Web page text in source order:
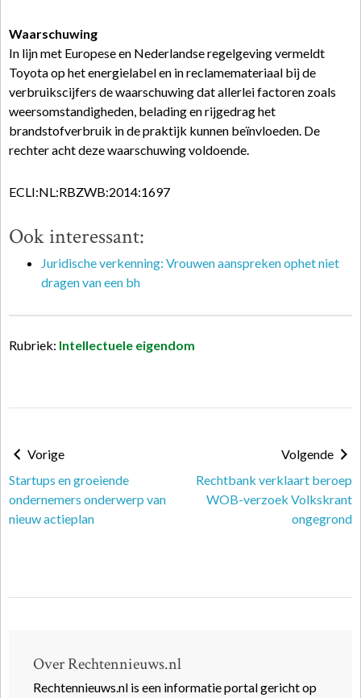
Waarschuwing
In lijn met Europese en Nederlandse regelgeving vermeldt
Toyota op het energielabel en in reclamemateriaal bij de
verbruikscijfers de waarschuwing dat allerlei factoren zoals
weersomstandigheden, belading en rijgedrag het
brandstofverbruik in de praktijk kunnen beïnvloeden. De
rechter acht deze waarschuwing voldoende.
ECLI:NL:RBZWB:2014:1697
Ook interessant:
Juridische verkenning: Vrouwen aanspreken ophet niet
dragen van een bh
Rubriek: Intellectuele eigendom
Vorige
Startups en groeiende
ondernemers onderwerp van
nieuw actieplan
Volgende
Rechtbank verklaart beroep
WOB-verzoek Volkskrant
ongegrond
Over Rechtennieuws.nl
Rechtennieuws.nl is een informatie portal gericht op